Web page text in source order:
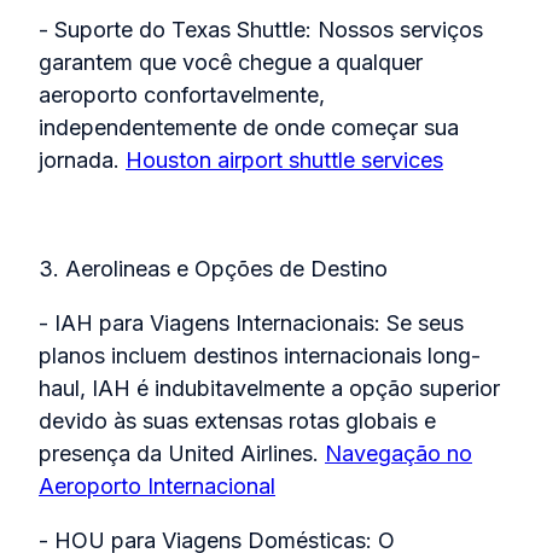
- Suporte do Texas Shuttle: Nossos serviços
garantem que você chegue a qualquer
aeroporto confortavelmente,
independentemente de onde começar sua
jornada. Houston airport shuttle services
3. Aerolineas e Opções de Destino
- IAH para Viagens Internacionais: Se seus
planos incluem destinos internacionais long-
haul, IAH é indubitavelmente a opção superior
devido às suas extensas rotas globais e
presença da United Airlines. Navegação no
Aeroporto Internacional
- HOU para Viagens Domésticas: O